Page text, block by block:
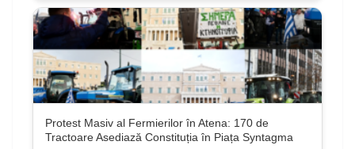
Protest Masiv al Fermierilor în Atena: 170 de
Tractoare Asediază Constituția în Piața Syntagma